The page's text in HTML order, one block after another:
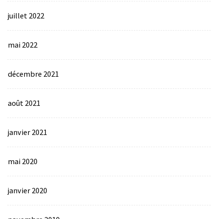
juillet 2022
mai 2022
décembre 2021
août 2021
janvier 2021
mai 2020
janvier 2020